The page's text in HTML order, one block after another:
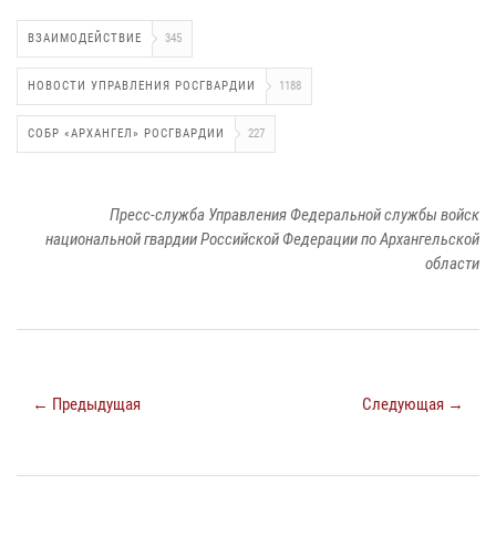
ВЗАИМОДЕЙСТВИЕ 345
НОВОСТИ УПРАВЛЕНИЯ РОСГВАРДИИ 1188
СОБР «АРХАНГЕЛ» РОСГВАРДИИ 227
Пресс-служба Управления Федеральной службы войск
национальной гвардии Российской Федерации по Архангельской
области
← Предыдущая Следующая →